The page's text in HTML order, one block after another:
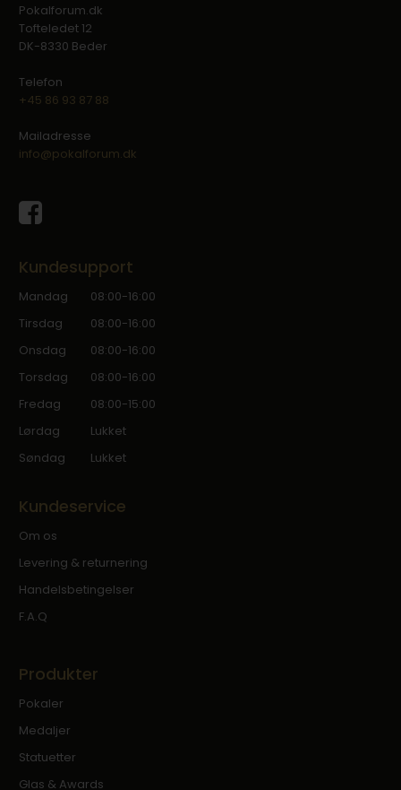
Pokalforum.dk
Tofteledet 12
DK-8330 Beder
Telefon
+45 86 93 87 88
Mailadresse
info@pokalforum.dk
Kundesupport
Mandag
08:00-16:00
Tirsdag
08:00-16:00
Onsdag
08:00-16:00
Torsdag
08:00-16:00
Fredag
08:00-15:00
Lørdag
Lukket
Søndag
Lukket
Kundeservice
Om os
Levering & returnering
Handelsbetingelser
F.A.Q
Produkter
Pokaler
Medaljer
Statuetter
Glas & Awards